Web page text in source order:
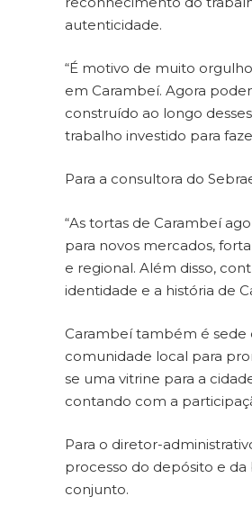
autenticidade.
“É motivo de muito
em Carambeí. Agora
construído ao longo
trabalho investido para
Para a consultora do
“As tortas de Carambeí
para novos mercados,
e regional. Além disso,
identidade e a história de
Carambeí também é sede
comunidade local para
se uma vitrine para a
contando com a
Para o diretor-
processo do depósito e da
conjunto.